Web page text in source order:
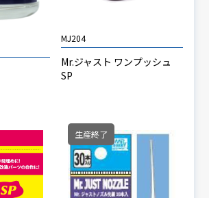
MJ204
Mr.ジャスト ワンプッシュ
SP
生産終了